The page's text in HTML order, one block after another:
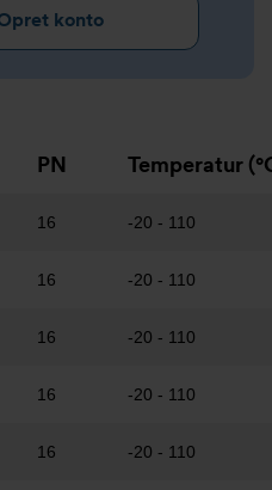
konto
PN Temperatur
16 -20 - 110
16 -20 - 110
16 -20 - 110
16 -20 - 110
16 -20 - 110